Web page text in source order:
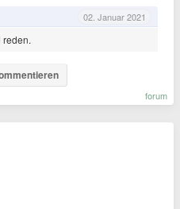
02. Januar 2021
reden.
forum